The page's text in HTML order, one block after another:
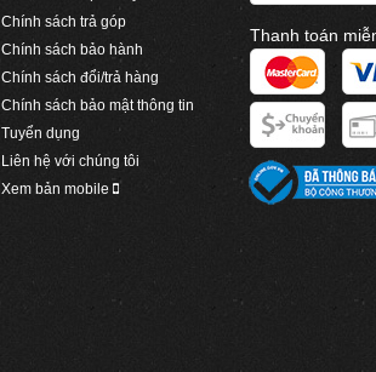
Chính sách trả góp
Chính sách bảo hành
Chính sách đổi/trả hàng
Chính sách bảo mật thông tin
Tuyển dụng
Liên hệ với chúng tôi
Xem bản mobile
Thanh toán